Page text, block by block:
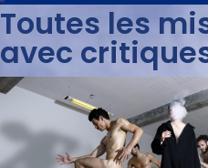
Toutes les
avec